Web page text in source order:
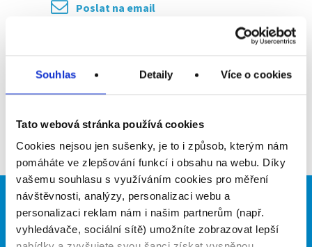
Souhlas Detaily Více o cookies
Tato webová stránka používá cookies
Cookies nejsou jen sušenky, je to i způsob, kterým nám
pomáháte ve zlepšování funkcí i obsahu na webu. Díky
vašemu souhlasu s využíváním cookies pro měření
návštěvnosti, analýzy, personalizaci webu a
personalizaci reklam nám i našim partnerům (např.
vyhledávače, sociální sítě) umožníte zobrazovat lepší
Poslat na email
Přidat do oblíbených
Zpět
Brigádníci
Články
Firmy
Vložit inzerát